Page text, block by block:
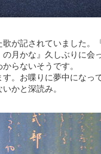
歌が記されていました
かな』久しぶりに会
らないそうです。
。お喋りに夢中になっ
かと深読み。